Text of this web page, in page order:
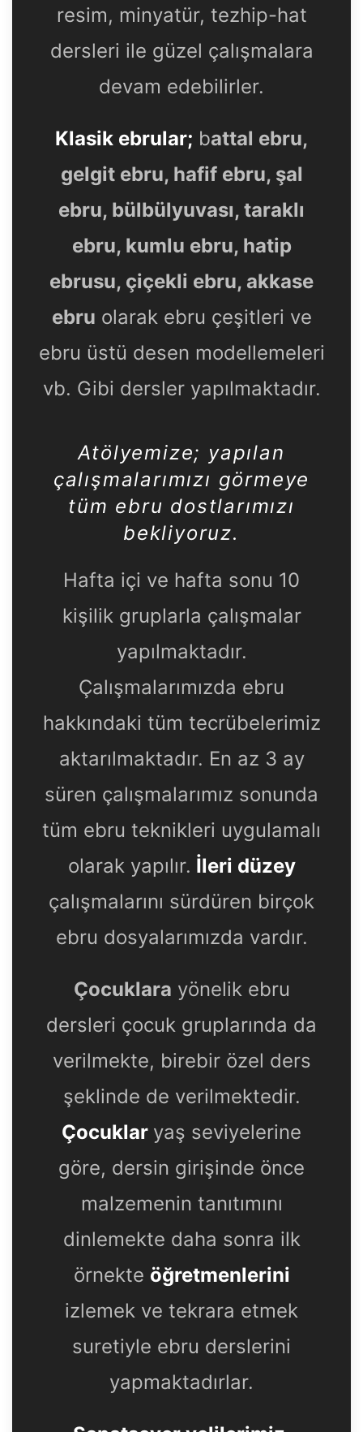
resim, minyatür, tezhip-hat
dersleri ile güzel çalışmalara
devam edebilirler.
Klasik ebrular; battal ebru,
gelgit ebru, hafif ebru, şal
ebru, bülbülyuvası, taraklı
ebru, kumlu ebru, hatip
ebrusu, çiçekli ebru, akkase
ebru olarak ebru çeşitleri ve
ebru üstü desen modellemeleri
vb. Gibi dersler yapılmaktadır.
Atölyemize; yapılan
çalışmalarımızı görmeye
tüm ebru dostlarımızı
bekliyoruz.
Hafta içi ve hafta sonu 10
kişilik gruplarla çalışmalar
yapılmaktadır.
Çalışmalarımızda ebru
hakkındaki tüm tecrübelerimiz
aktarılmaktadır. En az 3 ay
süren çalışmalarımız sonunda
tüm ebru teknikleri uygulamalı
olarak yapılır. İleri düzey
çalışmalarını sürdüren birçok
ebru dosyalarımızda vardır.
Çocuklara yönelik ebru
dersleri çocuk gruplarında da
verilmekte, birebir özel ders
şeklinde de verilmektedir.
Çocuklar yaş seviyelerine
göre, dersin girişinde önce
malzemenin tanıtımını
dinlemekte daha sonra ilk
örnekte öğretmenlerini
izlemek ve tekrara etmek
suretiyle ebru derslerini
yapmaktadırlar.